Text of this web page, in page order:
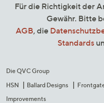
Für die Richtigkeit der
Gewähr. Bitte
AGB, die
Standards
Die QVC Group
HSN
Ballard Designs
Improvements